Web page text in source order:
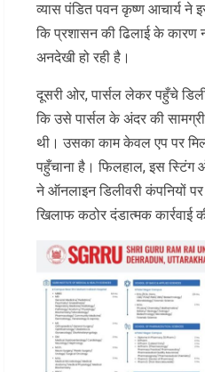
व्यास पंडित पवन कृष्ण आचार्य ने
कि प्रशासन की ढिलाई के
अनदेखी हो रही है।
दूसरी ओर, पार्सल लेकर पहुँचे
कि उसे पार्सल के अंदर की
थी। उसका काम केवल एप पर
पहुँचाना है। फिलहाल, इस स्टिंग
ने ऑनलाइन डिलीवरी कंपनियों
खिलाफ कठोर दंडात्मक कार्रवाई